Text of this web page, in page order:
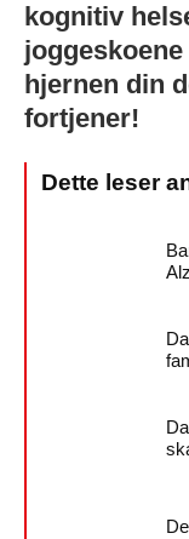
kognitiv
hjernen din
fortjener!